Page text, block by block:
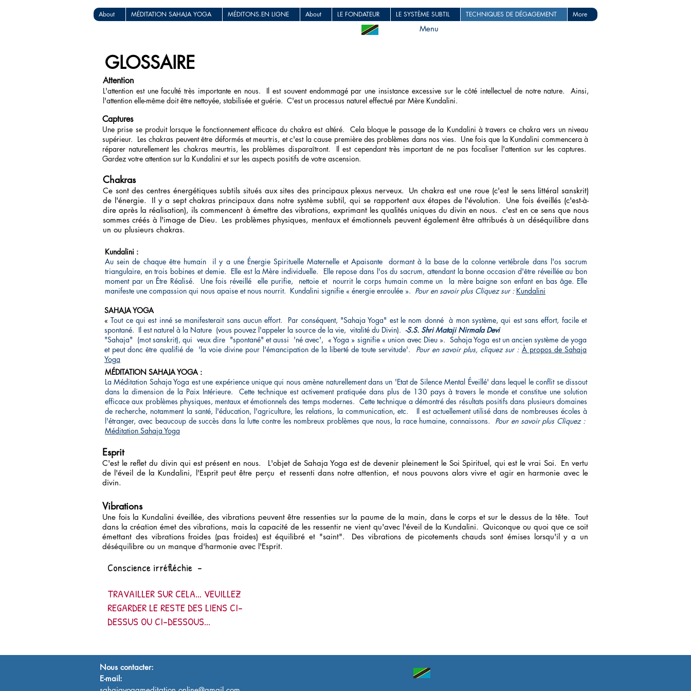
About MÉDITATION SAHAJA YOGA MÉDITONS.EN LIGNE About LE FONDATEUR LE SYSTÈME SUBTIL TECHNIQUES DE DÉGAGEMENT More
Menu
GLOSSAIRE
Attention
L'attention est une faculté très importante en nous. Il est souvent endommagé par une insistance excessive sur le côté intellectuel de notre nature.
Ainsi,
l'attention elle-même doit être nettoyée, stabilisée et guérie. C'est un processus naturel effectué par Mère Kundalini.
Captures
Une prise se produit lorsque le fonctionnement efficace du chakra est altéré.
Cela bloque le passage de la Kundalini à travers ce chakra vers un niveau
supérieur. Les chakras peuvent être déformés et meurtris, et c'est la cause première des problèmes dans nos vies. Une fois que la Kundalini commencera à
réparer naturellement les chakras meurtris, les problèmes disparaîtront.
Il est cependant très important de ne pas focaliser l'attention sur les captures.
Gardez votre attention sur la Kundalini et sur les aspects positifs de votre ascension.
Chakras
Ce sont des centres énergétiques subtils situés aux sites des principaux plexus nerveux.
Un chakra est une roue (c'est le sens littéral sanskrit)
de l'énergie.
Il y a sept chakras principaux dans notre système subtil, qui se rapportent aux étapes de l'évolution.
Une fois éveillés (c'est-à-
dire après la réalisation), ils commencent à émettre des vibrations, exprimant les qualités uniques du divin en nous. c'est en ce sens que nous
sommes créés à l'image de Dieu. Les problèmes physiques, mentaux et émotionnels peuvent également être attribués à un déséquilibre dans
un ou plusieurs chakras.
Kundalini :
Au sein de chaque être humain
il y a une Énergie Spirituelle Maternelle et Apaisante
dormant à la base de la colonne vertébrale dans l'os sacrum
triangulaire, en trois bobines et demie. Elle est la Mère individuelle.
Elle repose dans l'os du sacrum, attendant la bonne occasion d'être réveillée au bon
moment par un Être Réalisé.
Une fois réveillé elle purifie, nettoie et nourrit le corps humain comme un la mère baigne son enfant en bas âge. Elle
manifeste une compassion qui nous apaise et nous nourrit. Kundalini signifie « énergie enroulée ». Pour en savoir plus Cliquez sur : Kundalini
SAHAJA YOGA
« Tout ce qui est inné se manifesterait sans aucun effort. Par conséquent, "Sahaja Yoga" est le nom donné à mon système, qui est sans effort, facile et
spontané. Il est naturel à la Nature (vous pouvez l'appeler la source de la vie, vitalité du Divin). -S.S. Shri Mataji Nirmala Devi
"Sahaja" (mot sanskrit), qui veux dire "spontané" et aussi 'né avec', « Yoga » signifie « union avec Dieu ». Sahaja Yoga est un ancien système de yoga
et peut donc être qualifié de 'la voie divine pour l'émancipation de la liberté de toute servitude'. Pour en savoir plus, cliquez sur : À propos de Sahaja
Yoga
MÉDITATION SAHAJA YOGA :
La Méditation Sahaja Yoga est une expérience unique qui nous amène naturellement dans un 'Etat de Silence Mental Éveillé' dans lequel le conflit se dissout
dans la dimension de la Paix Intérieure.
Cette technique est activement pratiquée dans plus de 130 pays à travers le monde et constitue une solution
efficace aux problèmes physiques, mentaux et émotionnels des temps modernes. Cette technique a démontré des résultats positifs dans plusieurs domaines
de recherche, notamment la santé, l'éducation, l'agriculture, les relations, la communication, etc.
Il est actuellement utilisé dans de nombreuses écoles à
l'étranger, avec beaucoup de succès dans la lutte contre les nombreux problèmes que nous, la race humaine, connaissons.
Pour en savoir plus Cliquez :
Méditation Sahaja Yoga
Esprit
C'est le reflet du divin qui est présent en nous. L'objet de Sahaja Yoga est de devenir pleinement le Soi Spirituel, qui est le vrai Soi. En vertu
de l'éveil de la Kundalini, l'Esprit peut être perçu et ressenti dans notre attention, et nous pouvons alors vivre et agir en harmonie avec le
divin.
Vibrations
Une fois la Kundalini éveillée, des vibrations peuvent être ressenties sur la paume de la main, dans le corps et sur le dessus de la tête. Tout
dans la création émet des vibrations, mais la capacité de les ressentir ne vient qu'avec l'éveil de la Kundalini. Quiconque ou quoi que ce soit
émettant des vibrations froides (pas froides) est équilibré et "saint".
Des vibrations de picotements chauds sont émises lorsqu'il y a un
déséquilibre ou un manque d'harmonie avec l'Esprit.
Conscience irréfléchie -
TRAVAILLER SUR CELA... VEUILLEZ
REGARDER LE RESTE DES LIENS CI-
DESSUS OU CI-DESSOUS...
Nous contacter:
E-mail: